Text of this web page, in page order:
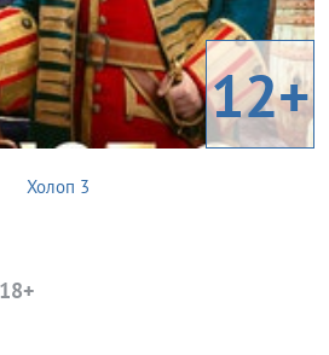
12+
Холоп 3